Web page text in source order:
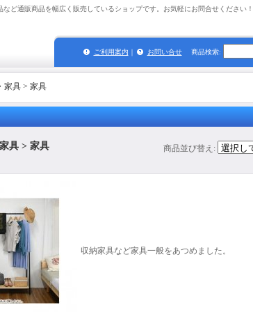
ど通販商品を幅広く販売しているショップです。お気軽にお問合せください！
ご利用案内 ｜ お問い合せ 商品検索:
家具 > 家具
具 > 家具 商品並び替え :
収納家具など家具一般をあつめました。